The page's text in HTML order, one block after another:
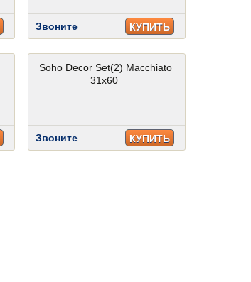
Звоните КУПИТЬ
Soho Decor Set(2) Macchiato
31x60
Звоните КУПИТЬ